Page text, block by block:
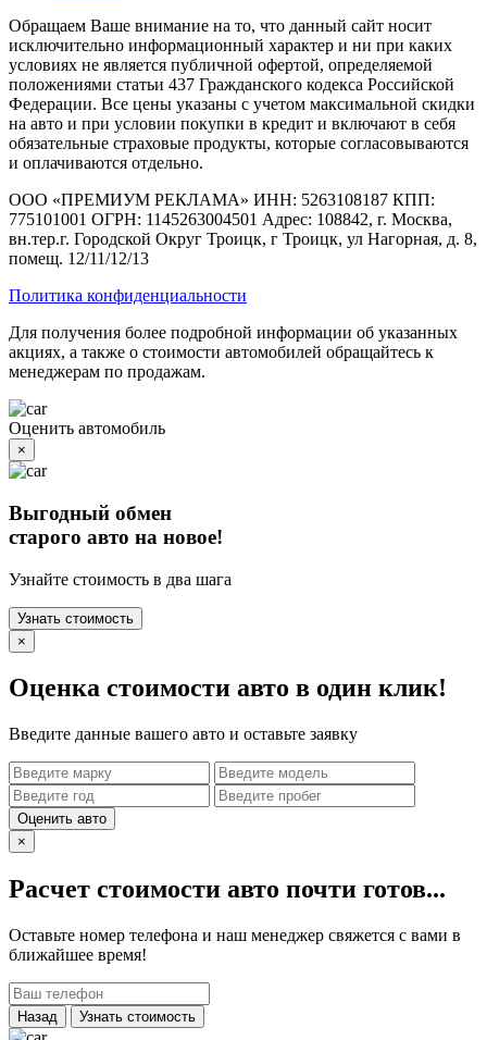
Обращаем Ваше внимание на то, что данный сайт носит
исключительно информационный характер и ни при каких
условиях не является публичной офертой, определяемой
положениями статьи 437 Гражданского кодекса Российской
Федерации. Все цены указаны с учетом максимальной скидки
на авто и при условии покупки в кредит и включают в себя
обязательные страховые продукты, которые согласовываются
и оплачиваются отдельно.
ООО «ПРЕМИУМ РЕКЛАМА» ИНН: 5263108187 КПП:
775101001 ОГРН: 1145263004501 Адрес: 108842, г. Москва,
вн.тер.г. Городской Округ Троицк, г Троицк, ул Нагорная, д. 8,
помещ. 12/11/12/13
Политика конфиденциальности
Для получения более подробной информации об указанных
акциях, а также о стоимости автомобилей обращайтесь к
менеджерам по продажам.
Оценить автомобиль
×
Выгодный обмен
старого авто на новое!
Узнайте стоимость в два шага
Узнать стоимость
×
Оценка стоимости авто в один клик!
Введите данные вашего авто и оставьте заявку
Оценить авто
×
Расчет стоимости авто почти готов...
Оставьте номер телефона и наш менеджер свяжется с вами в
ближайшее время!
Назад Узнать стоимость